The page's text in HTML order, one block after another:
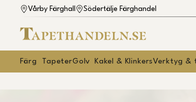
Vårby Färghall Södertälje Färghandel
Färg TapeterGolv Kakel & KlinkersVerktyg &